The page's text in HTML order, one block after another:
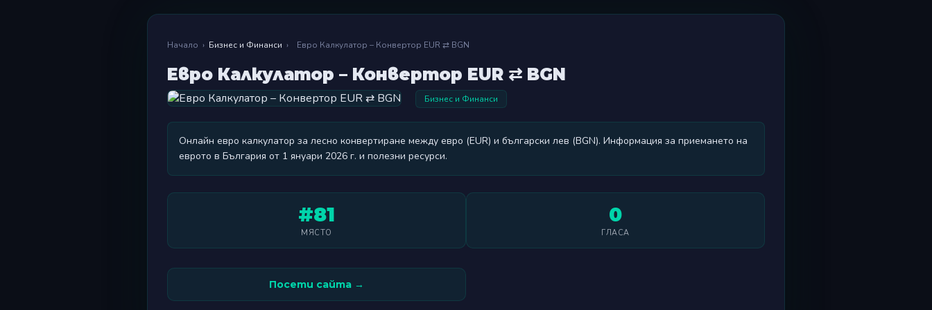
Начало › Бизнес и Финанси › Евро Калкулатор – Конвертор EUR ⇄ BGN
Евро Калкулатор – Конвертор EUR ⇄ BGN
Бизнес и Финанси
Онлайн евро калкулатор за лесно конвертиране между евро (EUR) и български лев (BGN). Информация за приемането на
еврото в България от 1 януари 2026 г. и полезни ресурси.
#81
МЯСТО
0
ГЛАСА
Посети сайта →